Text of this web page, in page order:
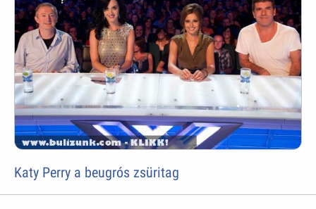
Katy Perry a beugrós zsüritag